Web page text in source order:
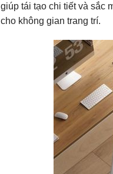
giúp tái tạo chi tiết và sắc
cho không gian trang trí.